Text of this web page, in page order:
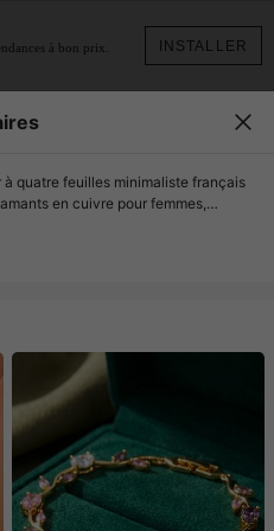
INSTALLER
à bon prix.
quatre feuilles minimaliste français
en cuivre pour femmes,
à la mode